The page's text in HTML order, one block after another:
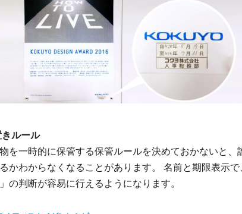
きルール
を一時的に保管する保管ルールを決めておかないと、
かわからなくなることがあります。 名前と期限表示で
の判断が容易に行えるようになります。